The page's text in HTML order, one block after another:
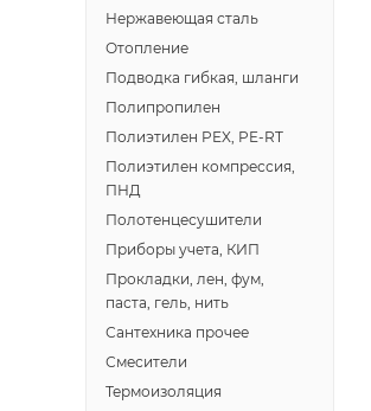
Нержавеющая сталь
Отопление
Подводка гибкая, шланги
Полипропилен
Полиэтилен PEX, PE-RT
Полиэтилен компрессия,
ПНД
Полотенцесушители
Приборы учета, КИП
Прокладки, лен, фум,
паста, гель, нить
Сантехника прочее
Смесители
Термоизоляция